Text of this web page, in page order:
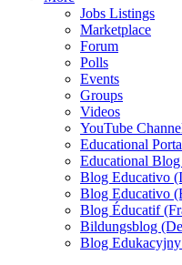
Jobs Listings
Marketplace
Forum
Polls
Events
Groups
Videos
YouTube
Educational
Educational
Blog Educativo
Blog Educativo
Blog Éducatif
Bildungsblog
Blog